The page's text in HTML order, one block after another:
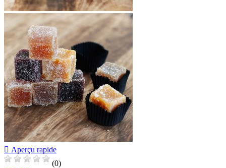
 Aperçu rapide
(0)